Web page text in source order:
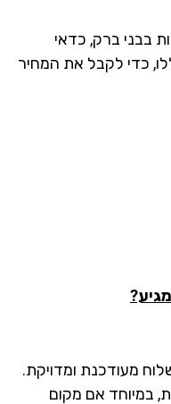
בבני ברק, כדאי
כדי לקבל את המחיר
מעודכנת ומדויקת.
במיוחד אם מקום